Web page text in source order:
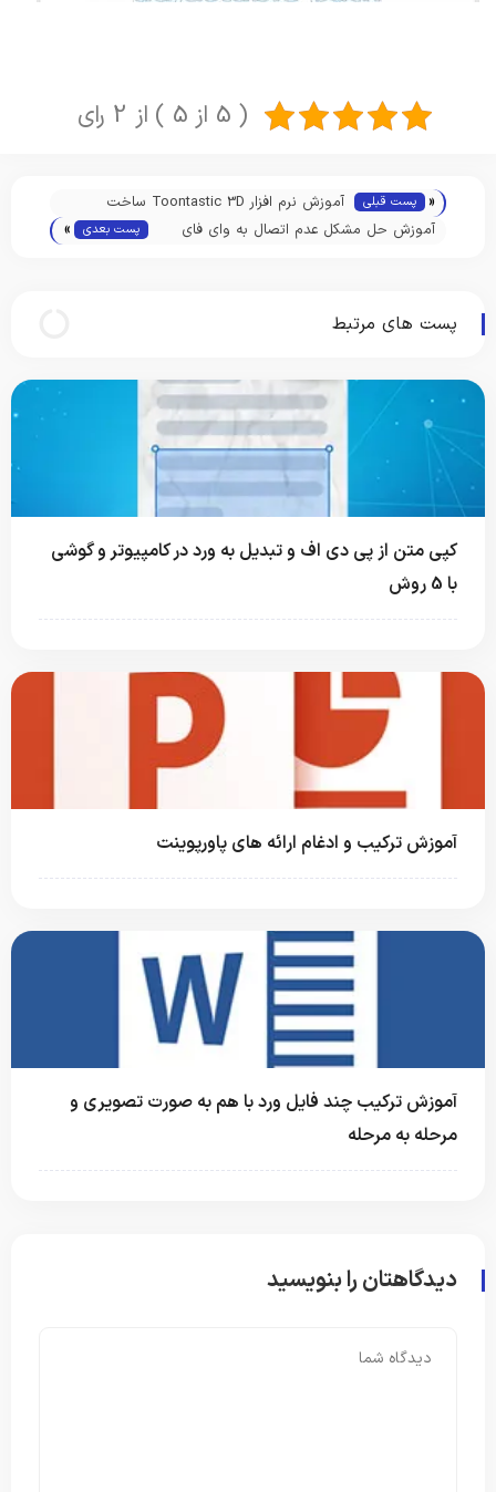
( 5 از 5 ) از 2 رای
« پست قبلی
آموزش نرم افزار Toontastic 3D ساخت
انیمیشن سه بعدی در اندروید
آموزش حل مشکل عدم اتصال به وای فای
پست بعدی »
پست های مرتبط
کپی متن از پی دی اف و تبدیل به ورد در کامپیوتر و گوشی
با 5 روش
آموزش ترکیب و ادغام ارائه های پاورپوینت
آموزش ترکیب چند فایل ورد با هم به صورت تصویری و
مرحله به مرحله
دیدگاهتان را بنویسید